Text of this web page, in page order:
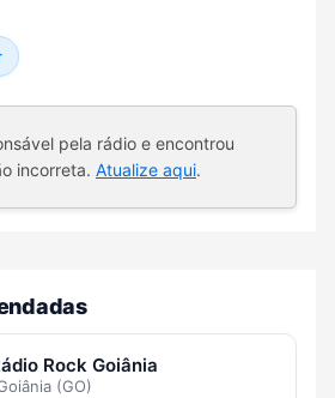
pela rádio e encontrou
incorreta. Atualize aqui.
Rock Goiânia
(GO)